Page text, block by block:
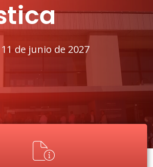
de junio de 2027